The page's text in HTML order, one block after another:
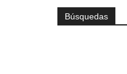
Búsquedas